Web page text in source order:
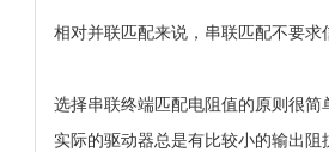
相对并联匹配来说，串联匹配不要求
选择串联终端匹配电阻值的原则很
实际的驱动器总是有比较小的输出